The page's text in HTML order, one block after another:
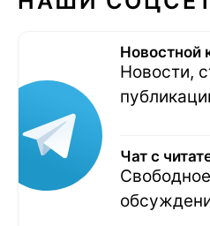
Новостной
Новости,
Чат с